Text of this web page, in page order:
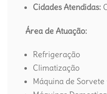
Cidades Atendidas:
Área de Atuação:
Refrigeração
Climatização
Máquina de Sorvete